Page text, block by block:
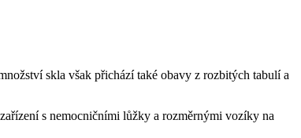
skla však přichází také obavy z rozbitých tabulí a
s nemocničními lůžky a rozměrnými vozíky na